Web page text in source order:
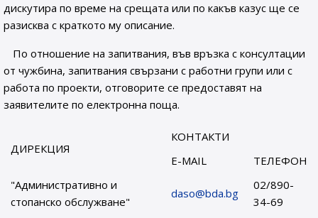
дискутира по време на срещата или по какъв казус ще се
разисква с краткото му описание.
По отношение на запитвания, във връзка с консултации
от чужбина, запитвания свързани с работни групи или с
работа по проекти, отговорите се предоставят на
заявителите по електронна поща.
ДИРЕКЦИЯ
КОНТАКТИ
E-MAIL
ТЕЛЕФОН
"Административно и
стопанско обслужване"
daso@bda.bg
02/890-
34-69